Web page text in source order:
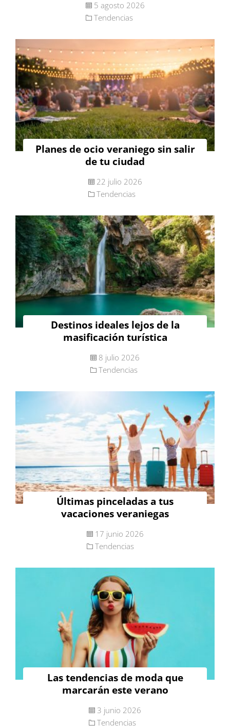
5 agosto 2026
Tendencias
Planes de ocio veraniego sin salir
de tu ciudad
22 julio 2026
Tendencias
Destinos ideales lejos de la
masificación turística
8 julio 2026
Tendencias
Últimas pinceladas a tus
vacaciones veraniegas
17 junio 2026
Tendencias
Las tendencias de moda que
marcarán este verano
3 junio 2026
Tendencias